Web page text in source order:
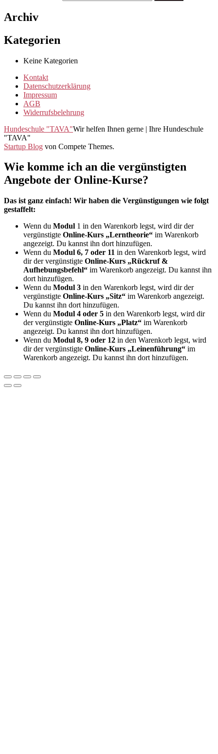
.
Clubmitglied werden ?
Archiv
Kategorien
Keine Kategorien
Kontakt
Datenschutzerklärung
Impressum
AGB
Widerrufsbelehrung
Hundeschule "TAVA"Wir helfen Ihnen gerne | Ihre Hundeschule
"TAVA"
Startup Blog von Compete Themes.
Wie komme ich an die vergünstigten
Angebote der Online-Kurse?
Das ist ganz einfach! Wir haben die Vergünstigungen wie folgt
gestaffelt:
Wenn du Modul 1 in den Warenkorb legst, wird dir der
vergünstigte Online-Kurs „Lerntheorie“ im Warenkorb
angezeigt. Du kannst ihn dort hinzufügen.
Wenn du Modul 6, 7 oder 11 in den Warenkorb legst, wird
dir der vergünstigte Online-Kurs „Rückruf &
Aufhebungsbefehl“ im Warenkorb angezeigt. Du kannst ihn
dort hinzufügen.
Wenn du Modul 3 in den Warenkorb legst, wird dir der
vergünstigte Online-Kurs „Sitz“ im Warenkorb angezeigt.
Du kannst ihn dort hinzufügen.
Wenn du Modul 4 oder 5 in den Warenkorb legst, wird dir
der vergünstigte Online-Kurs „Platz“ im Warenkorb
angezeigt. Du kannst ihn dort hinzufügen.
Wenn du Modul 8, 9 oder 12 in den Warenkorb legst, wird
dir der vergünstigte Online-Kurs „Leinenführung“ im
Warenkorb angezeigt. Du kannst ihn dort hinzufügen.